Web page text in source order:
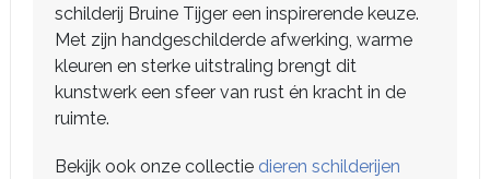
schilderij Bruine Tijger een inspirerende keuze.
Met zijn handgeschilderde afwerking, warme
kleuren en sterke uitstraling brengt dit
kunstwerk een sfeer van rust én kracht in de
ruimte.
Bekijk ook onze collectie dieren schilderijen